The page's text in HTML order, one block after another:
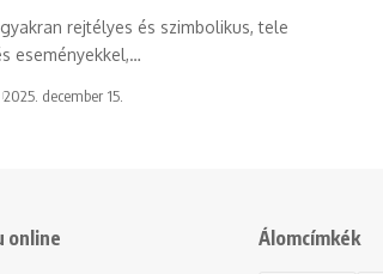
rejtélyes és szimbolikus, tele
eseményekkel,…
2025. december 15.
online Álomcímkék